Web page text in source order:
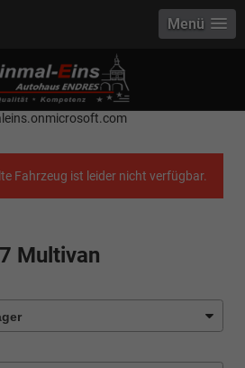
Points to address or value:
Host
Points to address or value: selector2-aee-
Menü
Fahrzeug ist leider nicht verfügbar.
Multivan